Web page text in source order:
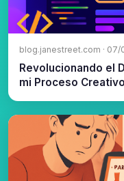
blog.janestreet.com · 07/
Revolucionando el
mi Proceso Creativo